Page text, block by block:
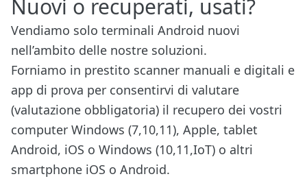
Nuovi o recuperati, usati?
Vendiamo solo terminali Android nuovi
nell’ambito delle nostre soluzioni.
Forniamo in prestito scanner manuali e digitali e
app di prova per consentirvi di valutare
(valutazione obbligatoria) il recupero dei vostri
computer Windows (7,10,11), Apple, tablet
Android, iOS o Windows (10,11,IoT) o altri
smartphone iOS o Android.